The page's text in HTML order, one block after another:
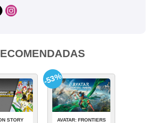
STORY
AVATAR: FRONTIERS
-53%